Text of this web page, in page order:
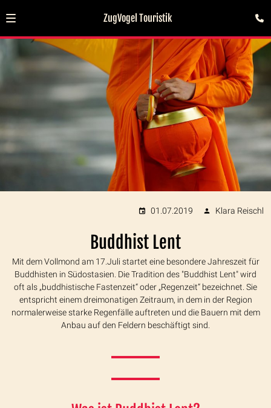
ZugVogel Touristik
01.07.2019 Klara Reischl
Buddhist Lent
Mit dem Vollmond am 17.Juli startet eine besondere Jahreszeit für
Buddhisten in Südostasien. Die Tradition des "Buddhist Lent" wird
oft als „buddhistische Fastenzeit“ oder „Regenzeit“ bezeichnet. Sie
entspricht einem dreimonatigen Zeitraum, in dem in der Region
normalerweise starke Regenfälle auftreten und die Bauern mit dem
Anbau auf den Feldern beschäftigt sind.